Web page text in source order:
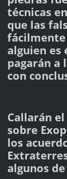
técnicas
que las
fácilmente
alguien es
pagarán a
con
Callarán
sobre
los
algunos